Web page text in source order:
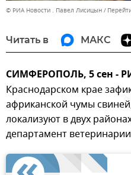
© РИА Новости . Павел Лисицын
Читать в МАКС
СИМФЕРОПОЛЬ, 5 сен -
Краснодарском крае
африканской чумы
локализуют в двух
департамент